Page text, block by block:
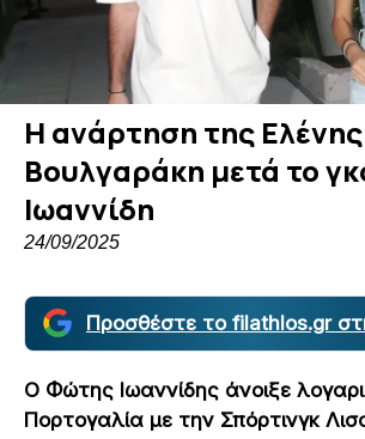
Η ανάρτηση της Ελένης
Βουλγαράκη μετά το
Ιωαννίδη
24/09/2025
Προσθέστε το filathlos.gr
Ο Φώτης Ιωαννίδης άνοιξε
Πορτογαλία με την Σπόρτινγκ